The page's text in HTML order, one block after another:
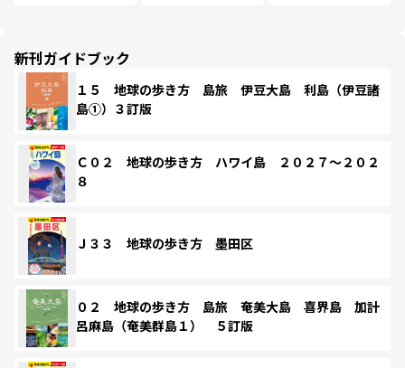
新刊ガイドブック
１５ 地球の歩き方 島旅 伊豆大島 利島（伊豆諸
島①）３訂版
Ｃ０２ 地球の歩き方 ハワイ島 ２０２７～２０２
８
Ｊ３３ 地球の歩き方 墨田区
０２ 地球の歩き方 島旅 奄美大島 喜界島 加計
呂麻島（奄美群島１） ５訂版